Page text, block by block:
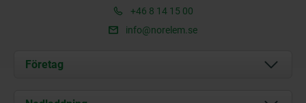
+46 8 14 15 00
info@norelem.se
Företag
Om oss